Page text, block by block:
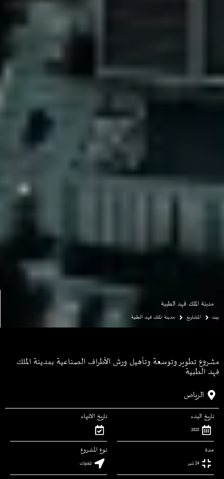
مدينة الملك فهد الطبية
بيت المشاريع مدينة الملك فهد الطبية
مشروع تطوير وتوسعة وتأهيل ورش الأطراف الصناعية بمدينة الملك
فهد الطبية
الرياص
تاريخ البدء
2025
مدة
24 شهر
تاريخ الانتهاء
نوع المشروع
المقاولات